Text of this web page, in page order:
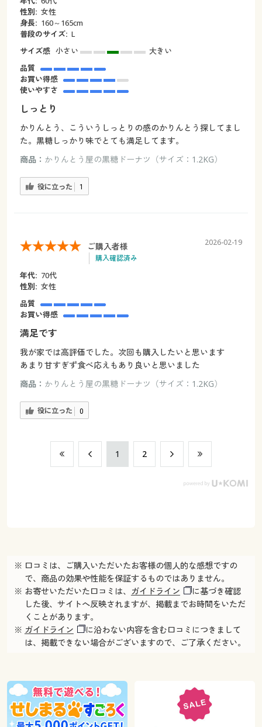
性別: 女性
身長: 160～165cm
普段のサイズ: L
サイズ感 小さい
大きい
品質
お買い得感
使いやすさ
しっとり
かりんとう、こういうしっとりの感のかりんとう探してまし
た。黒糖しっかり味でとても満足してます。
商品： かりんとう屋の黒糖ドーナツ（サイズ：1.2KG）
役に立った 1
ご購入者様
購入確認済み
2026-02-19
年代: 70代
性別: 女性
品質
お買い得感
満足です
我が家では高評価でした。次回も購入したいと思います
あまり甘すぎず食べ応えもあり良いと思いました
商品： かりんとう屋の黒糖ドーナツ（サイズ：1.2KG）
役に立った 0
​1 ​2
※ 口コミは、ご購入いただいたお客様の個人的な感想ですの
で、商品の効果や性能を保証するものではありません。
※ お寄せいただいた口コミは、 ガイドライン
に基づき確認
した後、サイトへ反映されますが、掲載までお時間をいただ
くことがあります。
※ ガイドライン
に沿わない内容を含む口コミにつきまして
は、掲載できない場合がございますので、ご了承ください。